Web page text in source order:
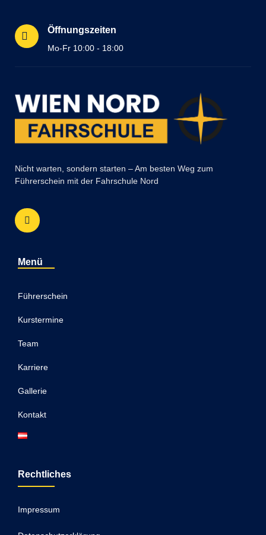
Öffnungszeiten
Mo-Fr 10:00 - 18:00
Nicht warten, sondern starten – Am besten Weg zum
Führerschein mit der Fahrschule Nord
Menü
Führerschein
Kurstermine
Team
Karriere
Gallerie
Kontakt
Rechtliches
Impressum